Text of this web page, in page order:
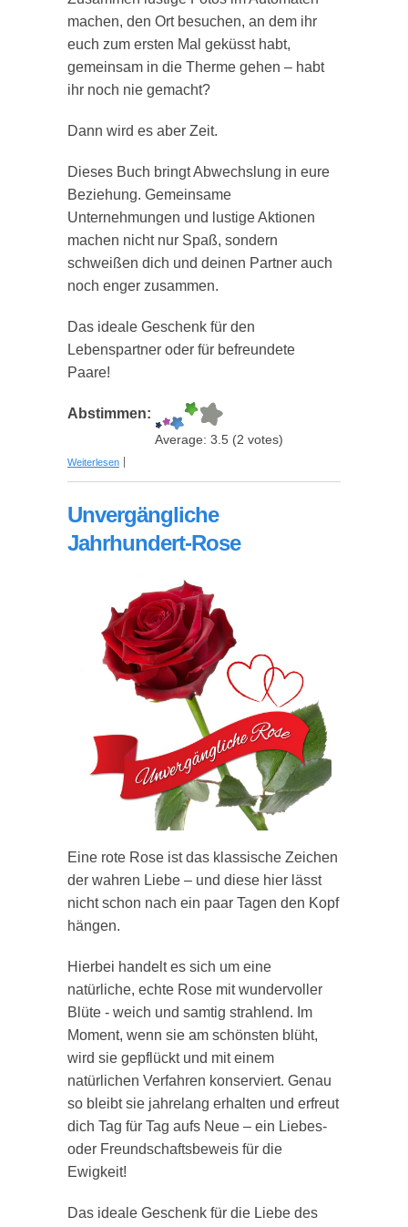
machen, den Ort besuchen, an dem ihr
euch zum ersten Mal geküsst habt,
gemeinsam in die Therme gehen – habt
ihr noch nie gemacht?
Dann wird es aber Zeit.
Dieses Buch bringt Abwechslung in eure
Beziehung. Gemeinsame
Unternehmungen und lustige Aktionen
machen nicht nur Spaß, sondern
schweißen dich und deinen Partner auch
noch enger zusammen.
Das ideale Geschenk für den
Lebenspartner oder für befreundete
Paare!
Abstimmen:
Average: 3.5 (2 votes)
Weiterlesen über Buchtipp: "100 Dinge, die jedes Paar einmal
Unvergängliche
Jahrhundert-Rose
Eine rote Rose ist das klassische Zeichen
der wahren Liebe – und diese hier lässt
nicht schon nach ein paar Tagen den Kopf
hängen.
Hierbei handelt es sich um eine
natürliche, echte Rose mit wundervoller
Blüte - weich und samtig strahlend. Im
Moment, wenn sie am schönsten blüht,
wird sie gepflückt und mit einem
natürlichen Verfahren konserviert. Genau
so bleibt sie jahrelang erhalten und erfreut
dich Tag für Tag aufs Neue – ein Liebes-
oder Freundschaftsbeweis für die
Ewigkeit!
Das ideale Geschenk für die Liebe des